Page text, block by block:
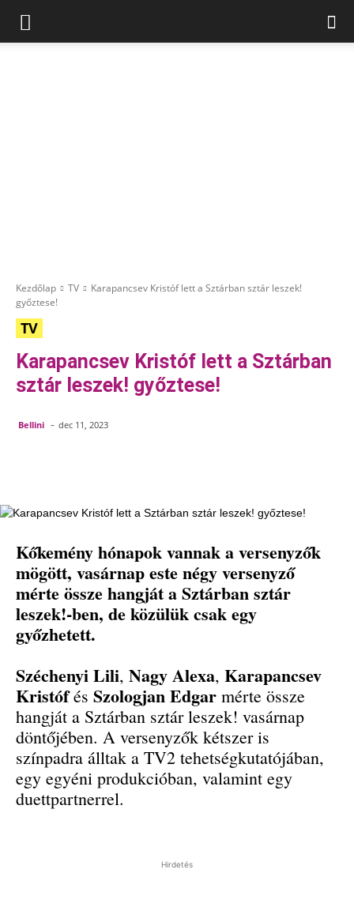
Kezdőlap TV
Karapancsev Kristóf lett a Sztárban sztár leszek!
győztese!
TV
Karapancsev Kristóf lett a Sztárban
sztár leszek! győztese!
Bellini - dec 11, 2023
Kőkemény hónapok vannak a versenyzők
mögött, vasárnap este négy versenyző
mérte össze hangját a Sztárban sztár
leszek!-ben, de közülük csak egy
győzhetett.
Széchenyi Lili, Nagy Alexa, Karapancsev
Kristófés Szologjan Edgar mérte össze
hangját a Sztárban sztár leszek! vasárnap
döntőjében. A versenyzők kétszer is
színpadra álltak a TV2 tehetségkutatójában,
egy egyéni produkcióban, valamint egy
duettpartnerrel.
Hirdetés